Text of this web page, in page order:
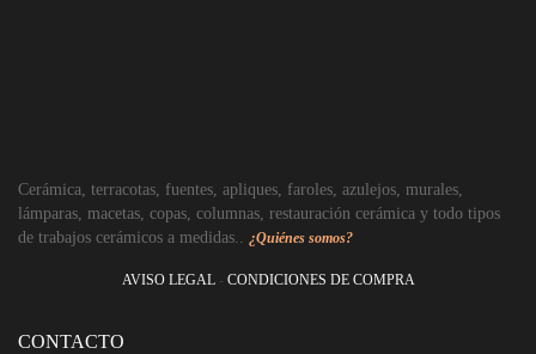
Pedestal de cerámica hecho a mano
Cerámica, terracotas, fuentes, apliques, faroles, azulejos, murales,
lámparas, macetas, copas, columnas, restauración cerámica y todo tipos
de trabajos cerámicos a medidas.. ¿Quiénes somos?
AVISO LEGAL- CONDICIONES DE COMPRA
CONTACTO